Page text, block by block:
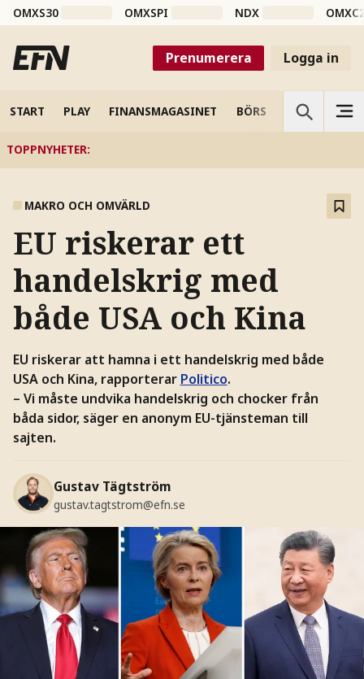
OMXS30 OMXSPI NDX
Prenumerera Logga in
START PLAY FINANSMAGASINET BÖRS VETENSKAP
TOPPNYHETER:
MAKRO OCH OMVÄRLD
EU riskerar ett
handelskrig med
både USA och Kina
EU riskerar att hamna i ett handelskrig med både
USA och Kina, rapporterar Politico.
– Vi måste undvika handelskrig och chocker från
båda sidor, säger en anonym EU-tjänsteman till
sajten.
Gustav Tägtström
gustav.tagtstrom@efn.se